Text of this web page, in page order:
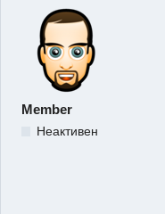
Member
Неактивен